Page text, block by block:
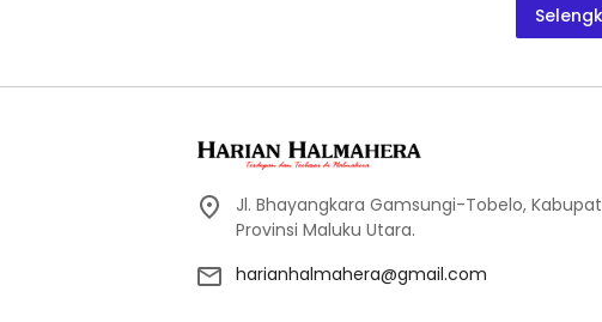
Jl. Bhayangkara Gamsungi-Tobelo,
Provinsi Maluku Utara.
harianhalmahera@gmail.com